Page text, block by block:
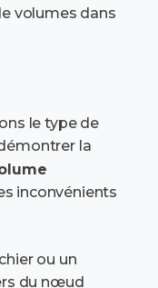
volumes dans
le type de
la
inconvénients
ou un
du nœud